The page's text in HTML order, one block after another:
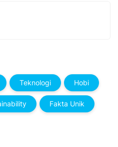
Teknologi Hobi
Fakta Unik